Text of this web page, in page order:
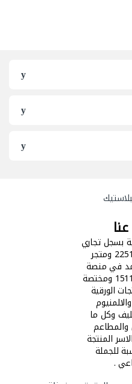
تجاري
رقم 2251502412 ومتجر
في منصة
الاعمال برقم 15112 ومختصة
الورقية
وكل ما
والمطاعم
المنتجة
للجملة
.